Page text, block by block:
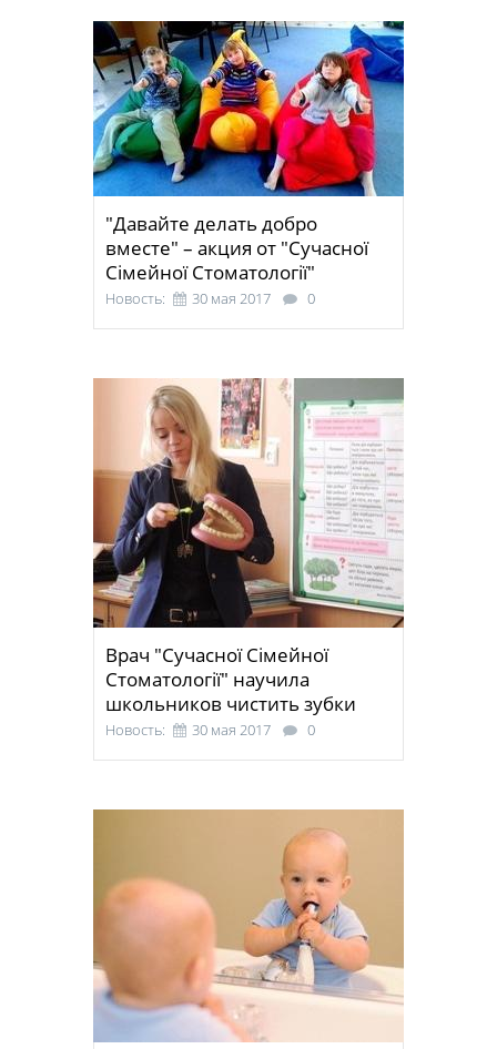
"Давайте делать добро
вместе" – акция от "Сучасної
Сімейної Стоматології"
Новость: 30 мая 2017 0
Врач "Сучасної Сімейної
Стоматології" научила
школьников чистить зубки
Новость: 30 мая 2017 0